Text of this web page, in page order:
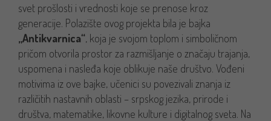
svet prošlosti i vrednosti koje se prenose kroz
generacije. Polazište ovog projekta bila je bajka
„Antikvarnica“, koja je svojom toplom i simboličnom
pričom otvorila prostor za razmišljanje o značaju trajanja,
uspomena i nasleđa koje oblikuje naše društvo. Vođeni
motivima iz ove bajke, učenici su povezivali znanja iz
različitih nastavnih oblasti – srpskog jezika, prirode i
društva, matematike, likovne kulture i digitalnog sveta. Na